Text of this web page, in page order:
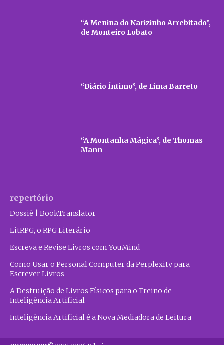
“A Menina do Narizinho Arrebitado”,
de Monteiro Lobato
“Diário Íntimo”, de Lima Barreto
“A Montanha Mágica”, de Thomas
Mann
repertório
Dossiê | BookTranslator
LitRPG, o RPG Literário
Escreva e Revise Livros com YouMind
Como Usar o Personal Computer da Perplexity para
Escrever Livros
A Destruição de Livros Físicos para o Treino de
Inteligência Artificial
Inteligência Artificial é a Nova Mediadora de Leitura